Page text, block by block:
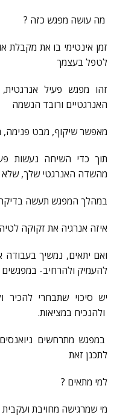
מה עושה מפגש כזה ?
זמן אינטימי בו את מקבלת
לטפל בעצמך
זהו מפגש פעיל
האנרגטיים ורובד הנשמה
מאפשר שיקוף, מבט
תוך כדי השיחה נעשות
מהשדה האנרגטי שלך, שלא
במהלך המפגש תעשה
איזה אנרגיה את זקוקה
ואם יתאים, נמשיך
להעמיק ולהרחיב-
יש סיכוי שתבחרי
ולהנכיח במציאות.
במפגש מתרחשים
לתכנן זאת
למי מתאים ?
מי שמרגישה מחויבת